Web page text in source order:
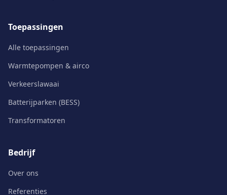
Toepassingen
Alle toepassingen
Warmtepompen & airco
Verkeerslawaai
Batterijparken (BESS)
Transformatoren
Bedrijf
Over ons
Referenties